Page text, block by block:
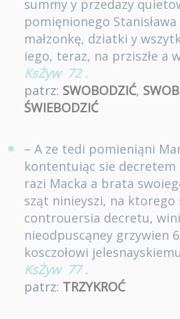
summy y przedazy
pomięnionego Stanisława
małzonkę, dziatki y
iego, teraz, na prziszłe a
KsŻyw 72 .
patrz: SWOBODZIĆ,
ŚWIEBODZIĆ
– A ze tedi pomieniąni
kontentuiąc sie
razi Macka a brata
sząt ninieyszi, na ktorego
controuersia decretu,
nieodpuscąney grzywien
kosczołowi
KsŻyw 77 .
patrz: TRZYKROĆ